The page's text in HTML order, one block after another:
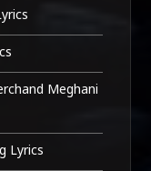
Meghani
Lyrics